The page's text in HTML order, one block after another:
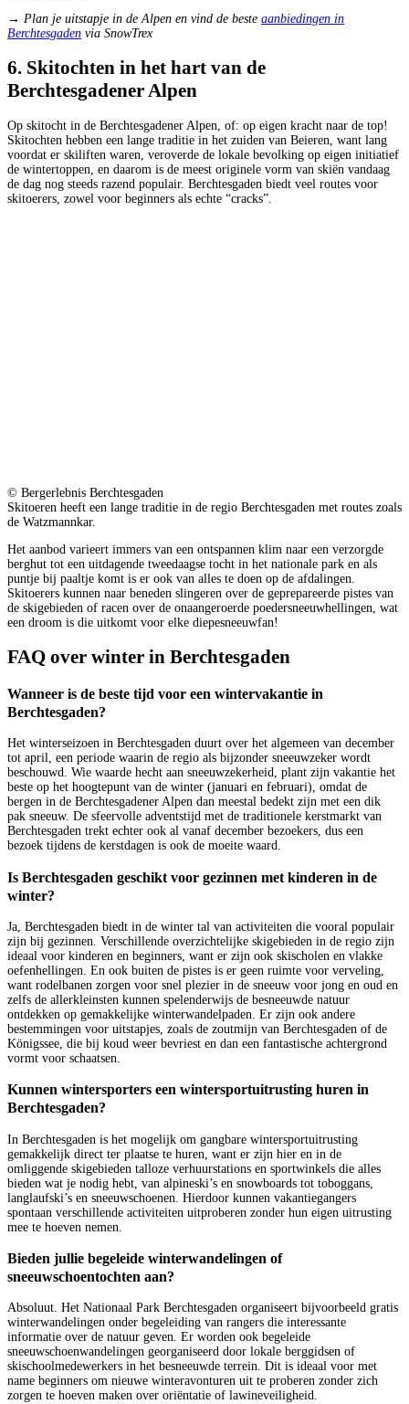
→ Plan je uitstapje in de Alpen en vind de beste aanbiedingen in
Berchtesgaden via SnowTrex
6. Skitochten in het hart van de
Berchtesgadener Alpen
Op skitocht in de Berchtesgadener Alpen, of: op eigen kracht naar de top!
Skitochten hebben een lange traditie in het zuiden van Beieren, want lang
voordat er skiliften waren, veroverde de lokale bevolking op eigen initiatief
de wintertoppen, en daarom is de meest originele vorm van skiën vandaag
de dag nog steeds razend populair. Berchtesgaden biedt veel routes voor
skitoerers, zowel voor beginners als echte “cracks”.
© Bergerlebnis Berchtesgaden
Skitoeren heeft een lange traditie in de regio Berchtesgaden met routes zoals
de Watzmannkar.
Het aanbod varieert immers van een ontspannen klim naar een verzorgde
berghut tot een uitdagende tweedaagse tocht in het nationale park en als
puntje bij paaltje komt is er ook van alles te doen op de afdalingen.
Skitoerers kunnen naar beneden slingeren over de geprepareerde pistes van
de skigebieden of racen over de onaangeroerde poedersneeuwhellingen, wat
een droom is die uitkomt voor elke diepesneeuwfan!
FAQ over winter in Berchtesgaden
Wanneer is de beste tijd voor een wintervakantie in
Berchtesgaden?
Het winterseizoen in Berchtesgaden duurt over het algemeen van december
tot april, een periode waarin de regio als bijzonder sneeuwzeker wordt
beschouwd. Wie waarde hecht aan sneeuwzekerheid, plant zijn vakantie het
beste op het hoogtepunt van de winter (januari en februari), omdat de
bergen in de Berchtesgadener Alpen dan meestal bedekt zijn met een dik
pak sneeuw. De sfeervolle adventstijd met de traditionele kerstmarkt van
Berchtesgaden trekt echter ook al vanaf december bezoekers, dus een
bezoek tijdens de kerstdagen is ook de moeite waard.
Is Berchtesgaden geschikt voor gezinnen met kinderen in de
winter?
Ja, Berchtesgaden biedt in de winter tal van activiteiten die vooral populair
zijn bij gezinnen. Verschillende overzichtelijke skigebieden in de regio zijn
ideaal voor kinderen en beginners, want er zijn ook skischolen en vlakke
oefenhellingen. En ook buiten de pistes is er geen ruimte voor verveling,
want rodelbanen zorgen voor snel plezier in de sneeuw voor jong en oud en
zelfs de allerkleinsten kunnen spelenderwijs de besneeuwde natuur
ontdekken op gemakkelijke winterwandelpaden. Er zijn ook andere
bestemmingen voor uitstapjes, zoals de zoutmijn van Berchtesgaden of de
Königssee, die bij koud weer bevriest en dan een fantastische achtergrond
vormt voor schaatsen.
Kunnen wintersporters een wintersportuitrusting huren in
Berchtesgaden?
In Berchtesgaden is het mogelijk om gangbare wintersportuitrusting
gemakkelijk direct ter plaatse te huren, want er zijn hier en in de
omliggende skigebieden talloze verhuurstations en sportwinkels die alles
bieden wat je nodig hebt, van alpineski’s en snowboards tot toboggans,
langlaufski’s en sneeuwschoenen. Hierdoor kunnen vakantiegangers
spontaan verschillende activiteiten uitproberen zonder hun eigen uitrusting
mee te hoeven nemen.
Bieden jullie begeleide winterwandelingen of
sneeuwschoentochten aan?
Absoluut. Het Nationaal Park Berchtesgaden organiseert bijvoorbeeld gratis
winterwandelingen onder begeleiding van rangers die interessante
informatie over de natuur geven. Er worden ook begeleide
sneeuwschoenwandelingen georganiseerd door lokale berggidsen of
skischoolmedewerkers in het besneeuwde terrein. Dit is ideaal voor met
name beginners om nieuwe winteravonturen uit te proberen zonder zich
zorgen te hoeven maken over oriëntatie of lawineveiligheid.